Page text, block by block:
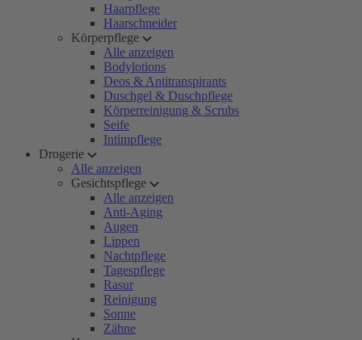
Haarpflege
Haarschneider
Körperpflege
Alle anzeigen
Bodylotions
Deos & Antitranspirants
Duschgel & Duschpflege
Körperreinigung & Scrubs
Seife
Intimpflege
Drogerie
Alle anzeigen
Gesichtspflege
Alle anzeigen
Anti-Aging
Augen
Lippen
Nachtpflege
Tagespflege
Rasur
Reinigung
Sonne
Zähne